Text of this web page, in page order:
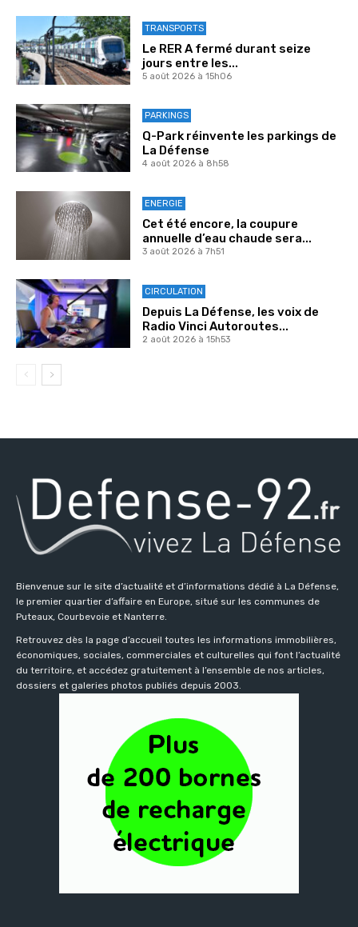
TRANSPORTS
Le RER A fermé durant seize
jours entre les...
5 août 2026 à 15h06
PARKINGS
Q-Park réinvente les parkings de
La Défense
4 août 2026 à 8h58
ENERGIE
Cet été encore, la coupure
annuelle d’eau chaude sera...
3 août 2026 à 7h51
CIRCULATION
Depuis La Défense, les voix de
Radio Vinci Autoroutes...
2 août 2026 à 15h53
Bienvenue sur le site d’actualité et d’informations dédié à La Défense,
le premier quartier d’affaire en Europe, situé sur les communes de
Puteaux, Courbevoie et Nanterre.
Retrouvez dès la page d’accueil toutes les informations immobilières,
économiques, sociales, commerciales et culturelles qui font l’actualité
du territoire, et accédez gratuitement à l’ensemble de nos articles,
dossiers et galeries photos publiés depuis 2003.